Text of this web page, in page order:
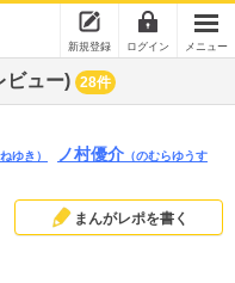
新規登録 ログイン メニュー
ビュー) 28件
ゆき） ノ村優介 （のむらゆうす
まんがレポを書く